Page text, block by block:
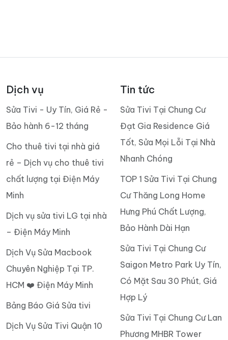
Dịch vụ
Sửa Tivi - Uy Tín, Giá Rẻ -
Bảo hành 6-12 tháng
Cho thuê tivi tại nhà giá
rẻ – Dịch vụ cho thuê tivi
chất lượng tại Điện Máy
Minh
Dịch vụ sửa tivi LG tại nhà
– Điện Máy Minh
Dịch Vụ Sửa Macbook
Chuyên Nghiệp Tại TP.
HCM ❤️ Điện Máy Minh
Bảng Báo Giá Sửa tivi
Dịch Vụ Sửa Tivi Quận 10
Tin tức
Sửa Tivi Tại Chung Cư
Đạt Gia Residence Giá
Tốt, Sửa Mọi Lỗi Tại Nhà
Nhanh Chóng
TOP 1 Sửa Tivi Tại Chung
Cư Thăng Long Home
Hưng Phú Chất Lượng,
Bảo Hành Dài Hạn
Sửa Tivi Tại Chung Cư
Saigon Metro Park Uy Tín,
Có Mặt Sau 30 Phút, Giá
Hợp Lý
Sửa Tivi Tại Chung Cư Lan
Phương MHBR Tower